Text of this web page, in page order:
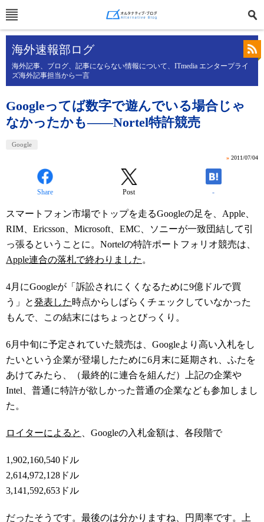
海外速報部ログ
海外記事、ブログ、記事にならない情報について、ITmedia エンタープライ
ズ海外記事担当から一言
Googleってば数字で遊んでいる場合じゃ
なかったかも――Nortel特許競売
Google
» 2011/07/04
Share Post -
スマートフォン市場でトップを走るGoogleの足を、Apple、
RIM、Ericsson、Microsoft、EMC、ソニーが一致団結して引
っ張るということに。Nortelの特許ポートフォリオ競売は、
Apple連合の落札で終わりました 。
4月にGoogleが「訴訟されにくくなるために9億ドルで買
う」と発表した時点からしばらくチェックしていなかった
もんで、この結末にはちょっとびっくり。
6月中旬に予定されていた競売は、Googleより高い入札をし
たいという企業が登場したために6月末に延期され、ふたを
あけてみたら、（最終的に連合を組んだ）上記の企業や
Intel、普通に特許が欲しかった普通の企業なども参加しまし
た。
ロイターによると 、Googleの入札金額は、各段階で
1,902,160,540ドル
2,614,972,128ドル
3,141,592,653ドル
だったそうです。最後のは分かりますね、円周率です。上